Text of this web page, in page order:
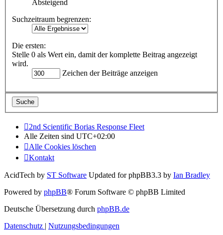
Absteigend
Suchzeitraum begrenzen:
Die ersten:
Stelle 0 als Wert ein, damit der komplette Beitrag angezeigt
wird.
Zeichen der Beiträge anzeigen
2nd Scientific Borias Response Fleet
Alle Zeiten sind UTC+02:00
Alle Cookies löschen
Kontakt
AcidTech by ST Software Updated for phpBB3.3 by Ian Bradley
Powered by phpBB® Forum Software © phpBB Limited
Deutsche Übersetzung durch phpBB.de
Datenschutz | Nutzungsbedingungen